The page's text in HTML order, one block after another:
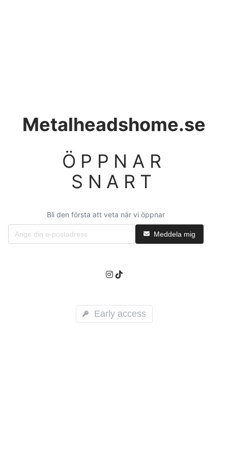
Metalheadshome.se
ÖPPNAR
SNART
Bli den första att veta när vi öppnar
Meddela mig
Early access